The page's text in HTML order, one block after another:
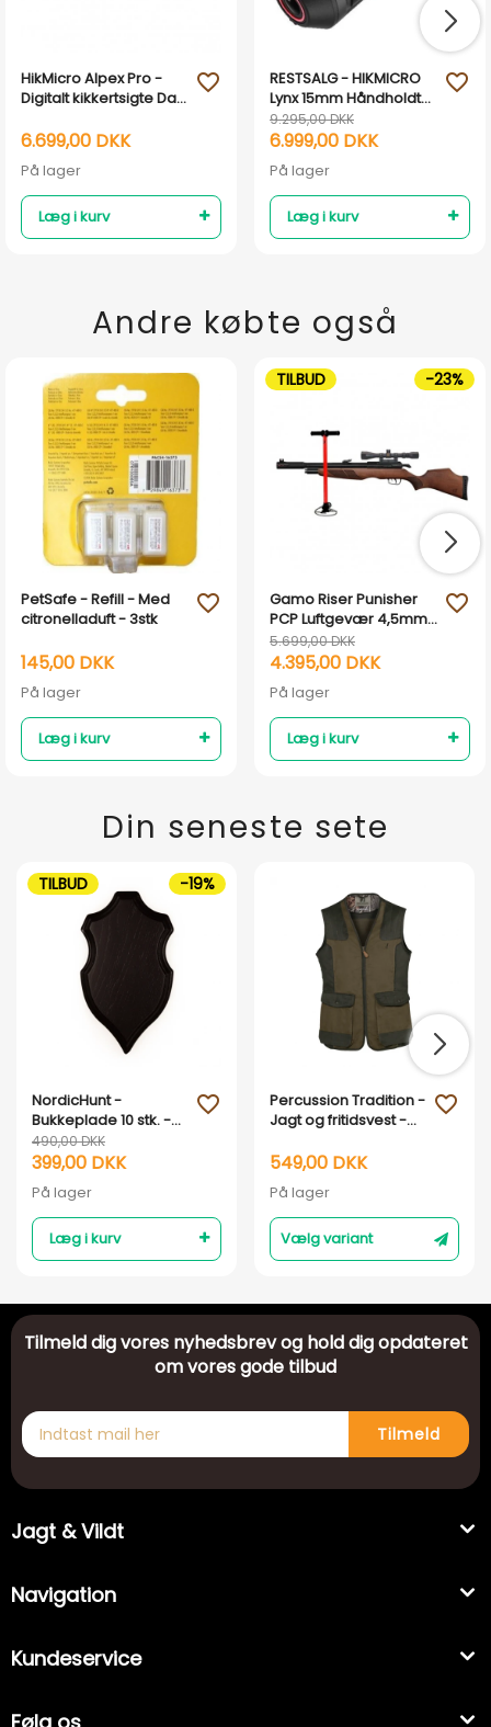
HikMicro Alpex Pro -
Digitalt kikkertsigte Dag
6.699,00 DKK
På lager
Læg i kurv
favorite_outline
RESTSALG - HIKMICRO
Lynx 15mm Håndholdt
Termisk Spotter
9.295,00 DKK
6.999,00 DKK
På lager
Læg i kurv
favorite_outline
Andre købte også
PetSafe - Refill - Med
citronelladuft - 3stk
145,00 DKK
På lager
Læg i kurv
favorite_outline
Gamo Riser Punisher
PCP Luftgevær 4,5mm
m. Kikkert & Flex Pumpe
5.699,00 DKK
4.395,00 DKK
På lager
Læg i kurv
favorite_outline
TILBUD -23%
Din seneste sete
NordicHunt -
Bukkeplade 10 stk. -
Model 023
490,00 DKK
399,00 DKK
På lager
Læg i kurv
favorite_outline
TILBUD -19%
Percussion Tradition -
Jagt og fritidsvest -
549,00 DKK
På lager
Vælg variant
favorite_outline
Tilmeld dig vores nyhedsbrev og hold dig opdateret
om vores gode tilbud
Tilmeld
Jagt & Vildt
Navigation
Kundeservice